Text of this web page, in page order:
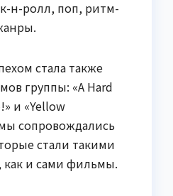
н-ролл, поп, ритм-
стала также
группы: «A Hard
и «Yellow
сопровождались
стали такими
и сами фильмы.